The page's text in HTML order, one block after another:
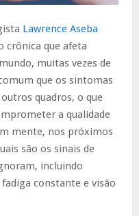
Lawrence Aseba
crônica que afeta
muitas vezes de
que os sintomas
quadros, o que
a qualidade
mente, nos próximos
são os sinais de
incluindo
constante e visão